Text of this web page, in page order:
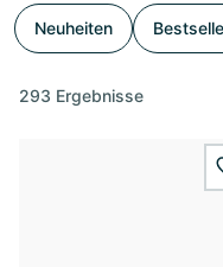
Neuheiten
293 Ergebnisse